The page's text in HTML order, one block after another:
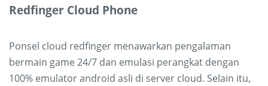
Redfinger Cloud Phone
Ponsel cloud redfinger menawarkan pengalaman
bermain game 24/7 dan emulasi perangkat dengan
100% emulator android asli di server cloud. Selain itu,